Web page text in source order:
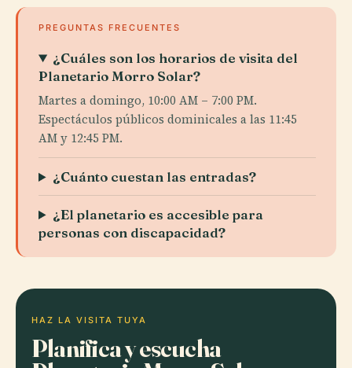
PREGUNTAS FRECUENTES
¿Cuáles son los horarios de visita del
Planetario Morro Solar?
Martes a domingo, 10:00 AM – 7:00 PM.
Espectáculos públicos dominicales a las 11:45
AM y 12:45 PM.
¿Cuánto cuestan las entradas?
¿El planetario es accesible para
personas con discapacidad?
HAZ LA VISITA TUYA
Planifica y escucha